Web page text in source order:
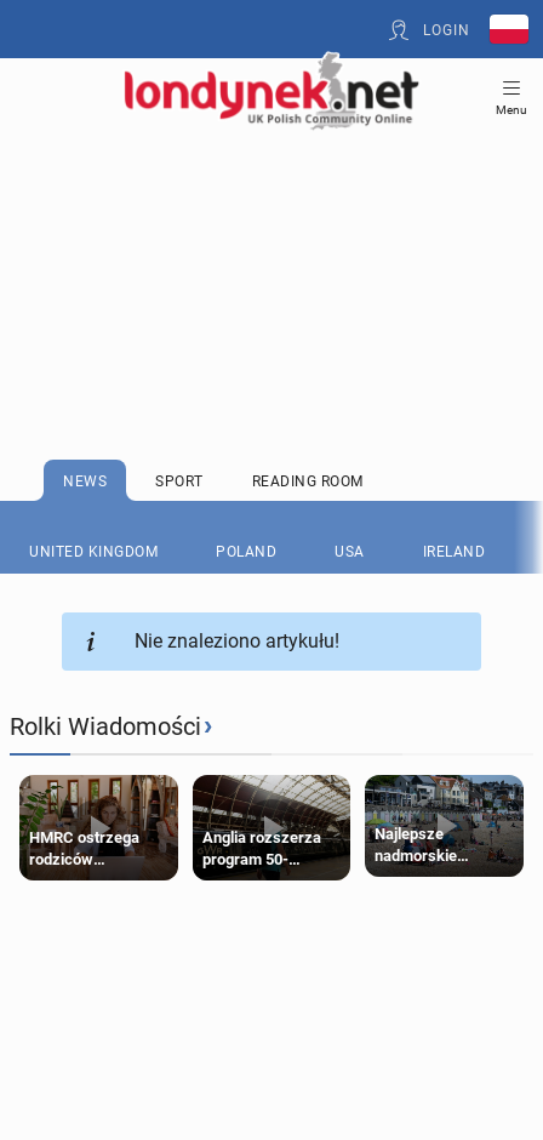
LOGIN
Menu
NEWS SPORT READING ROOM
UNITED KINGDOM POLAND USA IRELAND
Nie znaleziono artykułu!
Rolki Wiadomości›
HMRC ostrzega
rodziców
pobierających Child
Anglia rozszerza
program 50-
procentowych
Najlepsze
nadmorskie
miasteczko blisko